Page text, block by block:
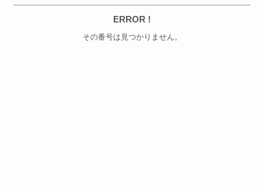
ERROR !
その番号は見つかりません。